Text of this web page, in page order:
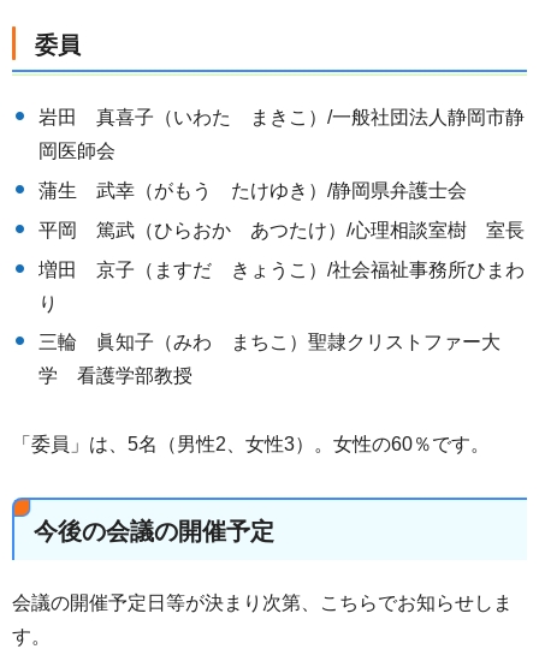
委員
岩田 真喜子（いわた まきこ）/一般社団法人静岡市静
岡医師会
蒲生 武幸（がもう たけゆき）/静岡県弁護士会
平岡 篤武（ひらおか あつたけ）/心理相談室樹 室長
増田 京子（ますだ きょうこ）/社会福祉事務所ひまわ
り
三輪 眞知子（みわ まちこ）聖隷クリストファー大
学 看護学部教授
「委員」は、5名（男性2、女性3）。女性の60％です。
今後の会議の開催予定
会議の開催予定日等が決まり次第、こちらでお知らせしま
す。